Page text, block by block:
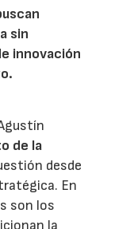
sin
innovación
de la
desde
En
son los
la